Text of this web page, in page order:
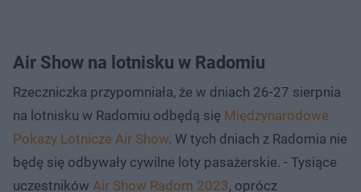
Air Show na lotnisku w Radomiu
Rzeczniczka przypomniała, że w dniach 26-27 sierpnia
na lotnisku w Radomiu odbędą się Międzynarodowe
Pokazy Lotnicze Air Show. W tych dniach z Radomia nie
będę się odbywały cywilne loty pasażerskie. - Tysiące
uczestników Air Show Radom 2023, oprócz